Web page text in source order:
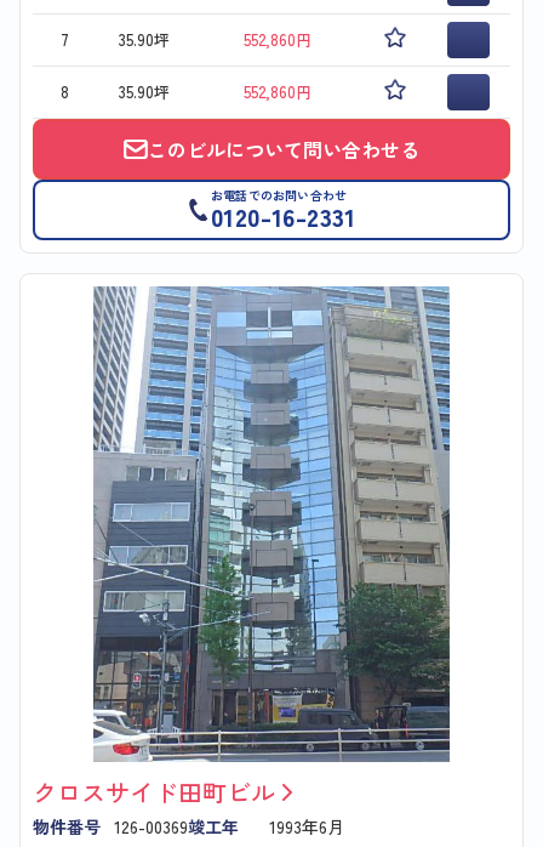
7 35.90坪 552,860円
8 35.90坪 552,860円
このビルについて問い合わせる
お電話でのお問い合わせ
0120-16-2331
クロスサイド田町ビル
物件番号 126-00369竣工年
1993年6月